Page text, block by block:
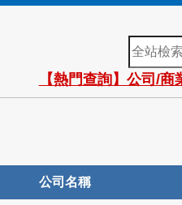
全
站
檢
索
【熱門查詢】公司/
公司名稱